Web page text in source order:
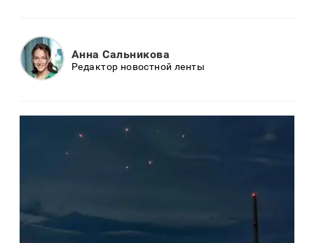
Анна Сальникова
Редактор новостной ленты